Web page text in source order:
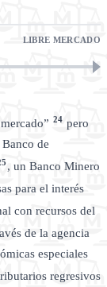
LIBRE MERCADO
24 pero
de
, un Banco Minero
para el interés
con recursos del
de la agencia
especiales
regresivos